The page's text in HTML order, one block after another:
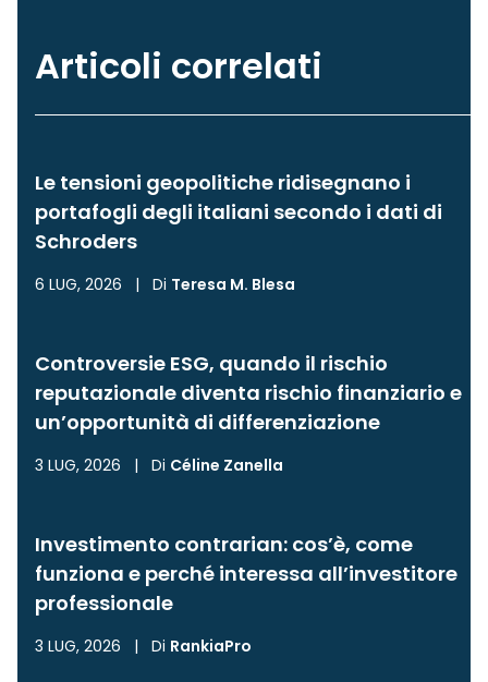
Articoli correlati
Le tensioni geopolitiche ridisegnano i
portafogli degli italiani secondo i dati di
Schroders
6 LUG, 2026 | Di Teresa M. Blesa
Controversie ESG, quando il rischio
reputazionale diventa rischio finanziario e
un’opportunità di differenziazione
3 LUG, 2026 | Di Céline Zanella
Investimento contrarian: cos’è, come
funziona e perché interessa all’investitore
professionale
3 LUG, 2026 | Di RankiaPro